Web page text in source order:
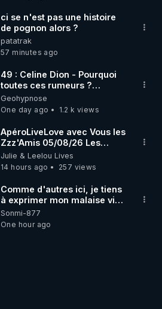
ci se n'est pas une histoire
de pognon alors ?
patatrak
57 minutes ago
49 : Celine Dion - Pourquoi
toutes ces rumeurs ?
Enquête sous hypnose
Geohypnose
One day ago
1.2 k views
ApéroLiveLove avec Vous les
Zzz'Amis 05/08/26 Les
Zzz'Infos Bonheur de Leelou
Julie & Leelou Lives
14 hours ago
257 views
Comme d'autres ici, je tiens
à exprimer mon malaise vis-
à-vis des choix de l'équipe
CrowdBunker quant à
l'évolution de la plateforme.
Sonmi-877
One hour ago